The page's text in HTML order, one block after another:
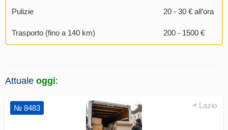
Pulizie 20 - 30 € all’ora
Trasporto (fino a 140 km) 200 - 1500 €
Attuale oggi:
Lazio
№ 8483